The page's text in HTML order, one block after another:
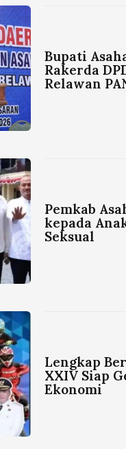
Bupati
Rakerda
Relawan
Pemkab
kepada
Seksual
Lengkap
XXIV Siap
Ekonomi